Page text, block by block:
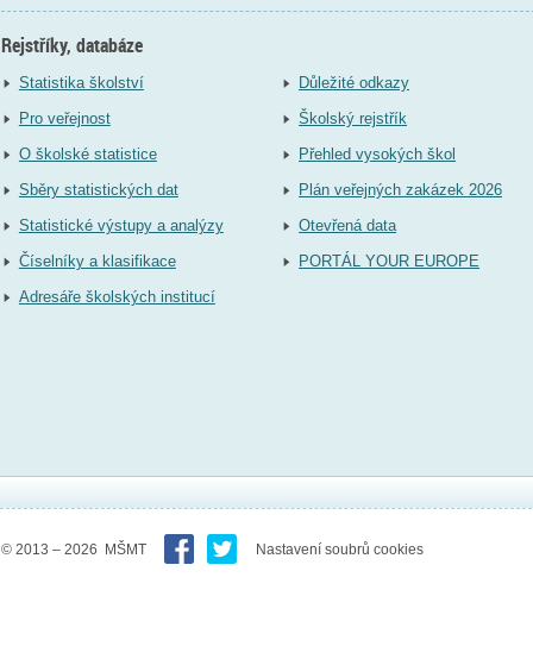
Rejstříky, databáze
Statistika školství
Pro veřejnost
O školské statistice
Sběry statistických dat
Statistické výstupy a analýzy
Číselníky a klasifikace
Adresáře školských institucí
Důležité odkazy
Školský rejstřík
Přehled vysokých škol
Plán veřejných zakázek 2026
Otevřená data
PORTÁL YOUR EUROPE
© 2013 – 2026 MŠMT Nastavení soubrů cookies